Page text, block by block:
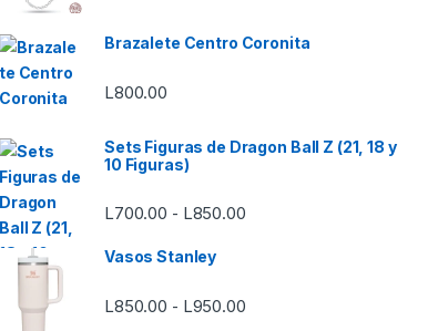
Brazalete Centro Coronita
L800.00
Sets Figuras de Dragon Ball Z (21, 18 y
10 Figuras)
L700.00 - L850.00Rango de precios:
Vasos Stanley
L850.00 - L950.00Rango de precios: